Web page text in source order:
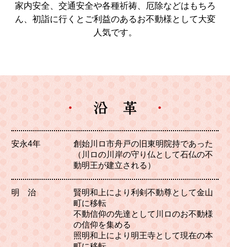
家内安全、交通安全や各種祈祷、厄除などはもちろ
ん、 初詣に行くとご利益のあるお不動様として大変
人気です。
安永4年
創始川ロ市舟戸の旧東明院持であった
（川ロの川岸の守り仏として石仏の不
動明王が建立される）
明 治
賢明和上により利剣不動尊として金山
町に移転
不動信仰の先達として川ロのお不動様
の信仰を集める
照明和上により明王寺として現在の本